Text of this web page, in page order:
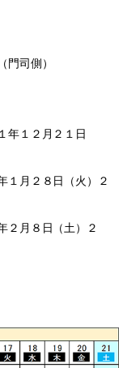
司側）
年１２月２１日
月２８日（火）２
２月８日（土）２